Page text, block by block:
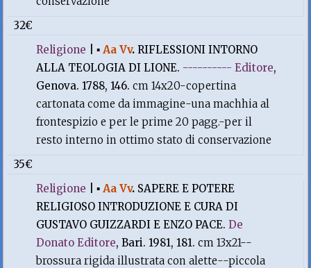
32€
Religione |▪Aa Vv.RIFLESSIONI INTORNO
ALLA TEOLOGIA DI LIONE. ---------- Editore,
Genova. 1788, 146.cm 14x20-copertina
cartonata come da immagine-una machhia al
frontespizio e per le prime 20 pagg.-per il
resto interno in ottimo stato di conservazione
35€
Religione |▪Aa Vv. SAPERE E POTERE
RELIGIOSO INTRODUZIONE E CURA DI
GUSTAVO GUIZZARDI E ENZO PACE.De
Donato Editore, Bari. 1981, 181.cm 13x21--
brossura rigida illustrata con alette--piccola